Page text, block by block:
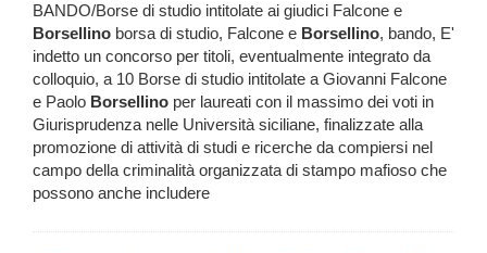
BANDO/Borse di studio intitolate ai giudici Falcone e
Borsellino borsa di studio, Falcone e Borsellino, bando, E'
indetto un concorso per titoli, eventualmente integrato da
colloquio, a 10 Borse di studio intitolate a Giovanni Falcone
e Paolo Borsellino per laureati con il massimo dei voti in
Giurisprudenza nelle Università siciliane, finalizzate alla
promozione di attività di studi e ricerche da compiersi nel
campo della criminalità organizzata di stampo mafioso che
possono anche includere